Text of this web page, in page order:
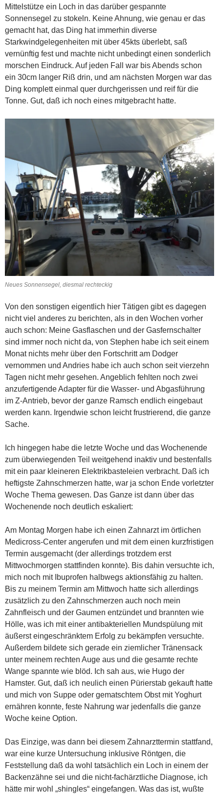
Mittelstütze ein Loch in das darüber gespannte
Sonnensegel zu stokeln. Keine Ahnung, wie genau er das
gemacht hat, das Ding hat immerhin diverse
Starkwindgelegenheiten mit über 45kts überlebt, saß
vernünftig fest und machte nicht unbedingt einen sonderlich
morschen Eindruck. Auf jeden Fall war bis Abends schon
ein 30cm langer Riß drin, und am nächsten Morgen war das
Ding komplett einmal quer durchgerissen und reif für die
Tonne. Gut, daß ich noch eines mitgebracht hatte.
Neues Sonnensegel, diesmal rechteckig
Von den sonstigen eigentlich hier Tätigen gibt es dagegen
nicht viel anderes zu berichten, als in den Wochen vorher
auch schon: Meine Gasflaschen und der Gasfernschalter
sind immer noch nicht da, von Stephen habe ich seit einem
Monat nichts mehr über den Fortschritt am Dodger
vernommen und Andries habe ich auch schon seit vierzehn
Tagen nicht mehr gesehen. Angeblich fehlten noch zwei
anzufertigende Adapter für die Wasser- und Abgasführung
im Z-Antrieb, bevor der ganze Ramsch endlich eingebaut
werden kann. Irgendwie schon leicht frustrierend, die ganze
Sache.
Ich hingegen habe die letzte Woche und das Wochenende
zum überwiegenden Teil weitgehend inaktiv und bestenfalls
mit ein paar kleineren Elektrikbasteleien verbracht. Daß ich
heftigste Zahnschmerzen hatte, war ja schon Ende vorletzter
Woche Thema gewesen. Das Ganze ist dann über das
Wochenende noch deutlich eskaliert:
Am Montag Morgen habe ich einen Zahnarzt im örtlichen
Medicross-Center angerufen und mit dem einen kurzfristigen
Termin ausgemacht (der allerdings trotzdem erst
Mittwochmorgen stattfinden konnte). Bis dahin versuchte ich,
mich noch mit Ibuprofen halbwegs aktionsfähig zu halten.
Bis zu meinem Termin am Mittwoch hatte sich allerdings
zusätzlich zu den Zahnschmerzen auch noch mein
Zahnfleisch und der Gaumen entzündet und brannten wie
Hölle, was ich mit einer antibakteriellen Mundspülung mit
äußerst eingeschränktem Erfolg zu bekämpfen versuchte.
Außerdem bildete sich gerade ein ziemlicher Tränensack
unter meinem rechten Auge aus und die gesamte rechte
Wange spannte wie blöd. Ich sah aus, wie Hugo der
Hamster. Gut, daß ich neulich einen Pürierstab gekauft hatte
und mich von Suppe oder gematschtem Obst mit Yoghurt
ernähren konnte, feste Nahrung war jedenfalls die ganze
Woche keine Option.
Das Einzige, was dann bei diesem Zahnarzttermin stattfand,
war eine kurze Untersuchung inklusive Röntgen, die
Feststellung daß da wohl tatsächlich ein Loch in einem der
Backenzähne sei und die nicht-fachärztliche Diagnose, ich
hätte mir wohl „shingles“ eingefangen. Was das ist, wußte